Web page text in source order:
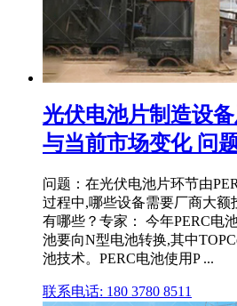
光伏电池片制造设
与当前市场变化 问
问题：在光伏电池片环节由
过程中,哪些设备需要厂商大额
有哪些？专家： 今年PERC电
池要向N型电池转换,其中
池技术。PERC电池使用P ...
联系电话: 180 3780 8511